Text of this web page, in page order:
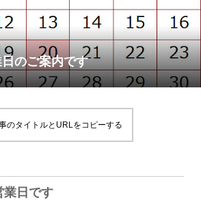
のご案内です
のタイトルとURLをコピーする
業日です